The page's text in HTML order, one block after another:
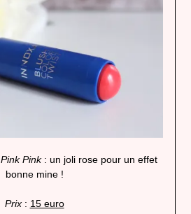
Pink Pink: un joli rose pour un effet
bonne mine !
Prix: 15 euro